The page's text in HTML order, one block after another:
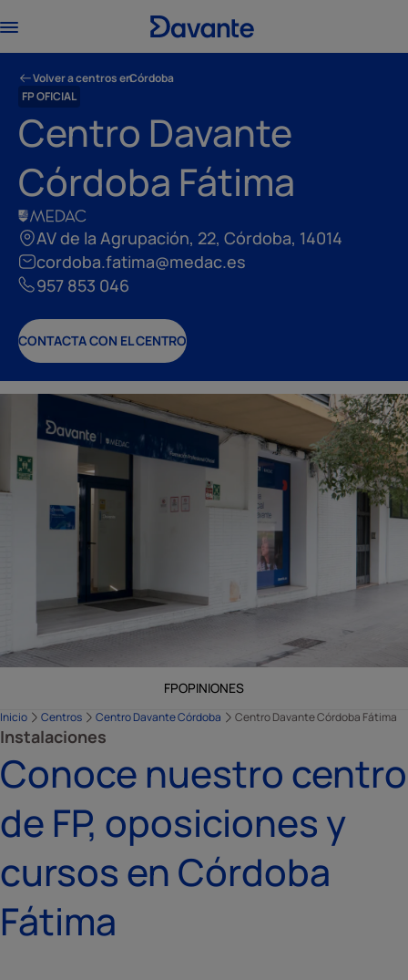
Volver a centros enCórdoba
FP OFICIAL
Centro Davante
Córdoba Fátima
AV de la Agrupación, 22, Córdoba, 14014
cordoba.fatima@medac.es
957 853 046
CONTACTA CON EL CENTRO
FPOPINIONES
Inicio Centros Centro Davante Córdoba Centro Davante Córdoba Fátima
Instalaciones
Conoce nuestro centro
de FP, oposiciones y
cursos en Córdoba
Fátima